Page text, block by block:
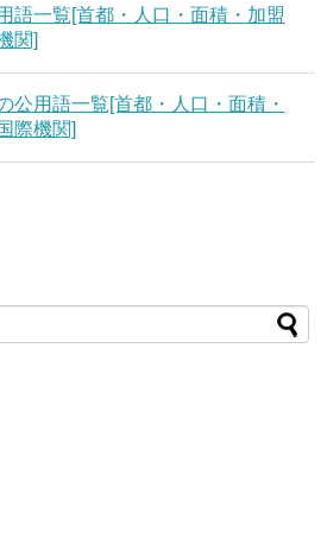
語一覧[首都・人口・面積・加盟
関]
公用語一覧[首都・人口・面積・
際機関]